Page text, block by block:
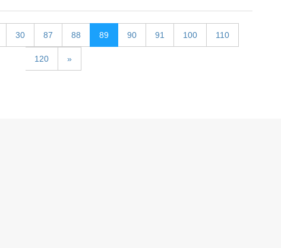
30 87 88 89 90 91 100 110
120 »